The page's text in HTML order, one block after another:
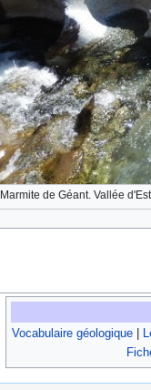
Marmite de Géant. Vallée
Vocabulaire géologique|